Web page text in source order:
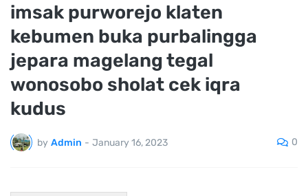
imsak purworejo klaten
kebumen buka purbalingga
jepara magelang tegal
wonosobo sholat cek iqra
kudus
by Admin - January 16, 2023 0